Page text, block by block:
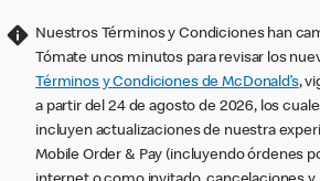
Nuestros Términos y Condiciones han
Tómate unos minutos para revisar los
Términos y Condiciones de McDonald’s,
a partir del 24 de agosto de 2026, los
incluyen actualizaciones de nuestra
Mobile Order & Pay (incluyendo órdenes